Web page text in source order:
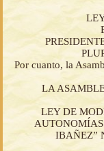
Por cuanto, la
LA
LEY DE
IBAÑEZ”